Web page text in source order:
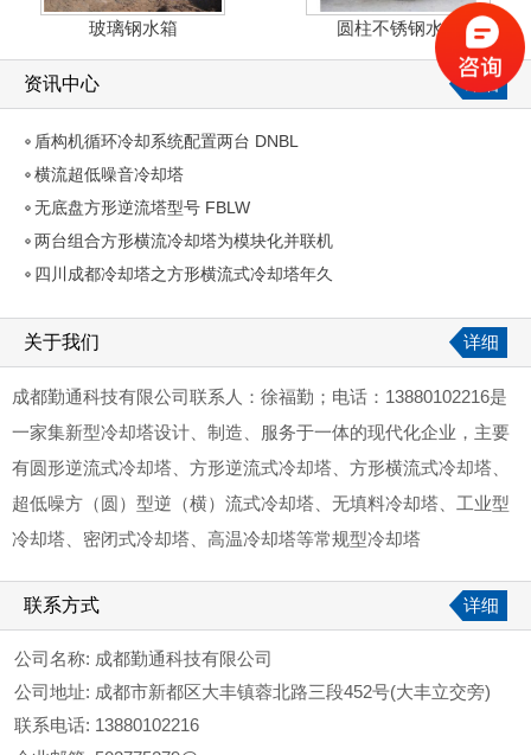
玻璃钢水箱 圆柱不锈钢水箱
详细
资讯中心
盾构机循环冷却系统配置两台 DNBL
横流超低噪音冷却塔
无底盘方形逆流塔型号 FBLW
两台组合方形横流冷却塔为模块化并联机
四川成都冷却塔之方形横流式冷却塔年久
详细
关于我们
成都勤通科技有限公司联系人：徐福勤；电话：13880102216是
一家集新型冷却塔设计、制造、服务于一体的现代化企业，主要
有圆形逆流式冷却塔、方形逆流式冷却塔、方形横流式冷却塔、
超低噪方（圆）型逆（横）流式冷却塔、无填料冷却塔、工业型
冷却塔、密闭式冷却塔、高温冷却塔等常规型冷却塔
详细
联系方式
公司名称: 成都勤通科技有限公司
公司地址: 成都市新都区大丰镇蓉北路三段452号(大丰立交旁)
联系电话: 13880102216